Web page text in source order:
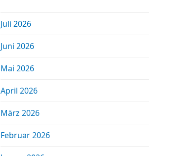
Juli 2026
Juni 2026
Mai 2026
April 2026
März 2026
Februar 2026